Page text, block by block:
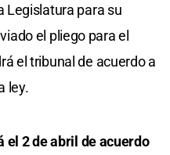
Legislatura para su
el pliego para el
el tribunal de acuerdo a
ley.
el 2 de abril de acuerdo